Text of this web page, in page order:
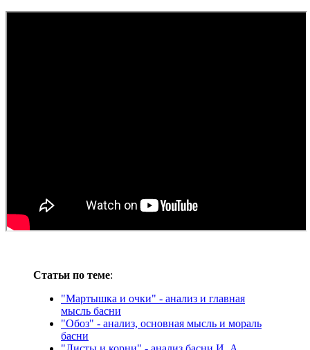
Статьи по теме:
"Мартышка и очки" - анализ и главная
мысль басни
"Обоз" - анализ, основная мысль и мораль
басни